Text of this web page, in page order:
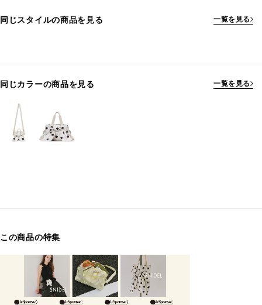
同じスタイルの商品を見る 一覧を見る
同じカラーの商品を見る 一覧を見る
この商品の特集